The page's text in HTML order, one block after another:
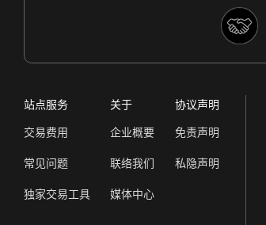
站点服务
交易费用
常见问题
独家交易工具
关于
企业概要
联络我们
媒体中心
协议声明
免责声明
私隐声明